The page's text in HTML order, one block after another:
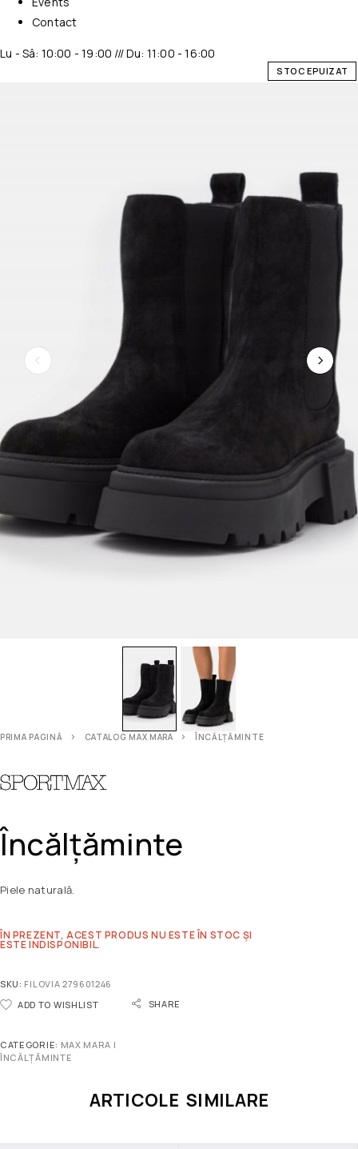
Contact
Lu - Sâ: 10:00 - 19:00 /// Du: 11:00 - 16:00
STOC EPUIZAT
PRIMA PAGINĂ CATALOG MAX MARA ÎNCĂLȚĂMINTE
Încălțăminte
Piele naturală.
ÎN PREZENT, ACEST PRODUS NU ESTE ÎN STOC ȘI
ESTE INDISPONIBIL.
SKU: FILOVIA 279601246
ADD TO WISHLIST
SHARE
CATEGORIE: MAX MARA |
ÎNCĂLȚĂMINTE
ARTICOLE SIMILARE